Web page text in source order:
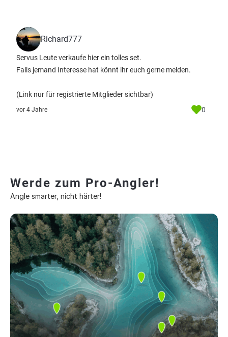
Richard777
Servus Leute verkaufe hier ein tolles set.
Falls jemand Interesse hat könnt ihr euch gerne melden.
(Link nur für registrierte Mitglieder sichtbar)
vor 4 Jahre 0
Werde zum Pro-Angler!
Angle smarter, nicht härter!